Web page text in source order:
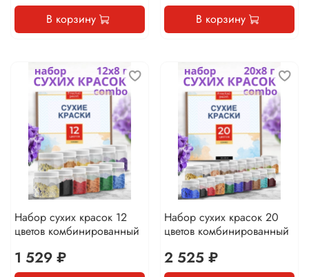
В корзину В корзину
Набор сухих красок 12
цветов комбинированный
1 529 ₽
Набор сухих красок 20
цветов комбинированный
2 525 ₽